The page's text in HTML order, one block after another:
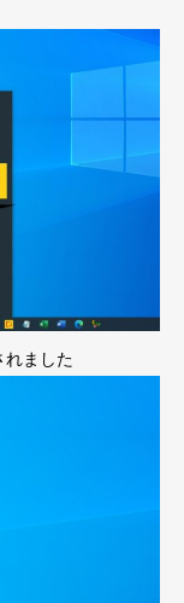
ました